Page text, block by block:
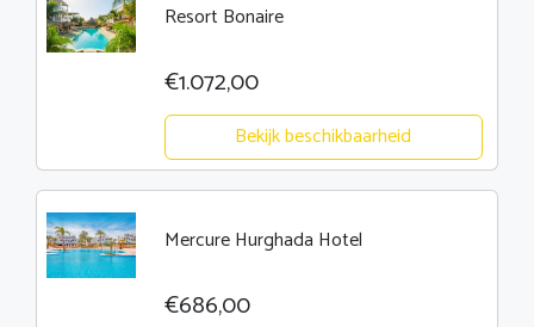
Resort Bonaire
€1.072,00
Bekijk beschikbaarheid
Mercure Hurghada Hotel
€686,00